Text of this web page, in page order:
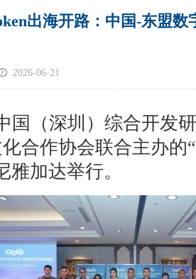
出海开路：中国-东盟
2026-06-21
国（深圳）综合开发
合作协会联合主办的
雅加达举行。